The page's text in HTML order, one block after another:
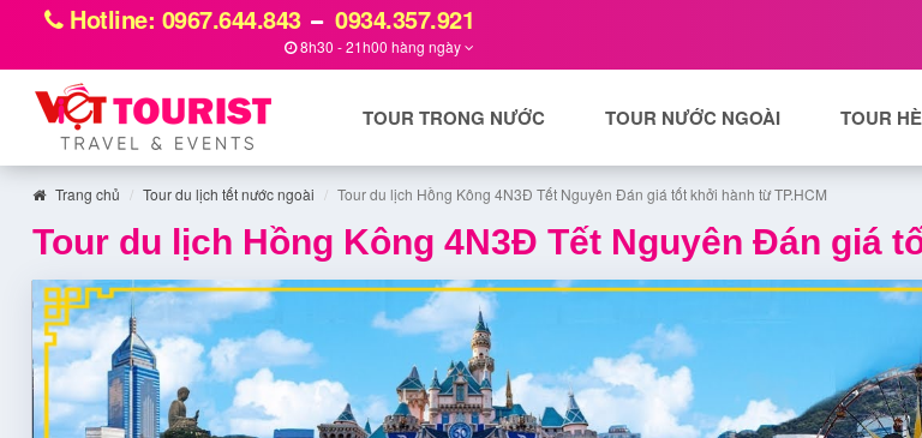
Hotline: 0967.644.843 0934.357.921
8h30 - 21h00 hàng ngày
TOUR TRONG NƯỚC TOUR NƯỚC NGOÀI TOUR HÈ
Trang chủ Tour du lịch tết nước ngoài Tour du lịch Hồng Kông 4N3Đ Tết Nguyên Đán giá tốt khởi hành từ TP.HCM
Tour du lịch Hồng Kông 4N3Đ Tết Nguyên Đán giá